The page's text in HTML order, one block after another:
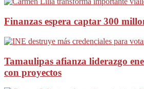
Finanzas espera captar 300
Tamaulipas afianza liderazgo
con proyectos